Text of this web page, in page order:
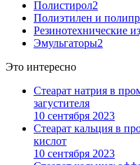
Полистирол2
Полиэтилен и
Резинотехнические
Эмульгаторы2
Это интересно
Стеарат натрия в
загустителя
10 сентября 2023
Стеарат кальция в
кислот
10 сентября 2023